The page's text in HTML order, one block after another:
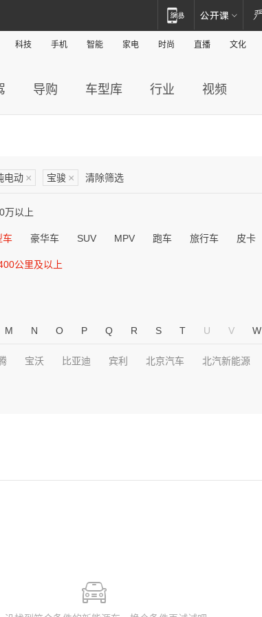
科技 手机 智能 家电 时尚 直播 文化
导购 车型库 行业 视频
电动 × 宝骏 × 清除筛选
万以上
车 豪华车 SUV MPV 跑车 旅行车 皮卡
公里及以上
M N O P Q R S T U V W
宝沃 比亚迪 宾利 北京汽车 北汽新能源